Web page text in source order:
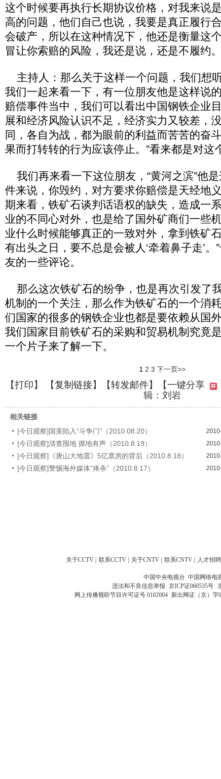
这个时候要再执行长期协议价格，对我来说
高的问题，他们自己也说，我要是真正履行
会破产，所以在这种情况下，他还是衡量这
冒让你索赔的风险，我还是说，还是不履约
主持人：那么关于这样一个问题，我们想
我们一起来看一下，有一位朋友他是这样说
赔偿事件当中，我们可以看出中国钢铁企业
展和经济风险认识不足，经济实力又较差，
同，各自为战，都为眼前的利益而苦苦的奋
果而打转转的行为应该停止。”看来都是对这
我们再来看一下这位朋友，“黄河之滨”他
件来说，你毁约，对方要求你赔偿是天经地
期来看，铁矿石谈判话语权的缺失，造成一
业的不同心对外，也是给了国外矿商们一些
业什么时候能够真正的一致对外，拿到铁矿
有出头之日，要不总是会被人‘牵着鼻子走’
友的一些评论。
那么这次铁矿石的纷争，也是再次引发了
机制的一个关注，那么作为铁矿石的一个消
们国家的很多的钢铁企业也都是要依赖从国
我们国家目前铁矿石的采购和贸易机制究竟
一个片子来了解一下。
1 2 3 下一页>>
【打印】 【复制链接】【转发邮件】
【一键分享
辑：刘岩
相关链接
[今日观察]国美陷入“斗争门”（2010.08.20）
[今日观察]清查囤地 掷地有声（2010.8.19）
[今日观察]《唐山大地震》5亿票房的背后（2010.8.18）
[今日观察]警惕海外媒体“捧杀”（2010.8.17）
关于CCTV | 联系CCTV | 关于CNTV | 联系CNTV | 人才招聘
中国中央电视台 中国网络电
违法和不良信息举报 京ICP证060535号
网上传播视听节目许可证号 0102004 新出网证（京）